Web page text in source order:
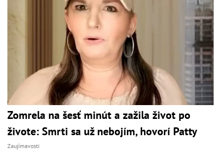
Zomrela na šesť minút a zažila život po
živote: Smrti sa už nebojím, hovorí Patty
Zaujímavosti